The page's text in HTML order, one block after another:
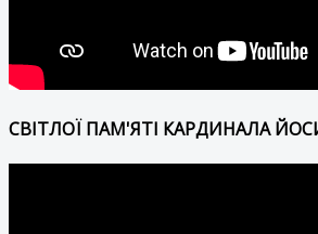
СВІТЛОЇ ПАМ'ЯТІ КАРДИНАЛА